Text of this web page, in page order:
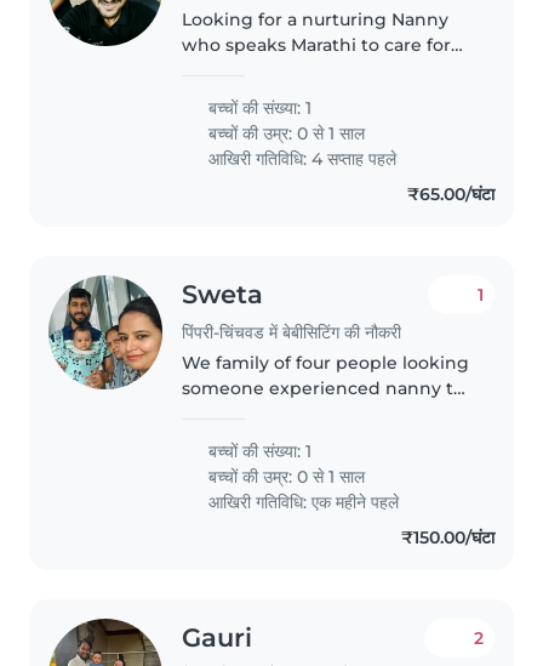
Looking for a nurturing Nanny
who speaks Marathi to care for
Must be comfortable with
cooking and light chores—ideal
for warm, in-home care.
बच्चों की संख्या: 1
बच्चों की उम्र:0 से 1 साल
आखिरी गतिविधि: 4 सप्ताह पहले
₹65.00/घंटा
Sweta
पिंपरी-चिंचवड में बेबीसिटिंग की नौकरी
1
We family of four people looking
someone experienced nanny to
बच्चों की संख्या: 1
बच्चों की उम्र:0 से 1 साल
आखिरी गतिविधि: एक महीने पहले
₹150.00/घंटा
Gauri 2